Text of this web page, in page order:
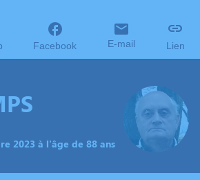
Facebook E-mail Lien
2023 à l'âge de 88 ans